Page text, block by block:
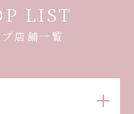
LIST
店舗一覧